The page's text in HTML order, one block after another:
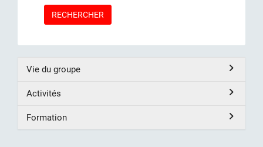
RECHERCHER
Vie du groupe
Activités
Formation